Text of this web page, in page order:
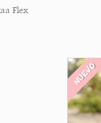
Flex
NUEVO